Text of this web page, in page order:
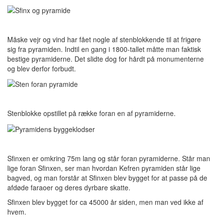
Måske vejr og vind har fået nogle af stenblokkende til at frigøre
sig fra pyramiden. Indtil en gang i 1800-tallet måtte man faktisk
bestige pyramiderne. Det slidte dog for hårdt på monumenterne
og blev derfor forbudt.
Stenblokke opstillet på række foran en af pyramiderne.
Sfinxen er omkring 75m lang og står foran pyramiderne. Står man
lige foran Sfinxen, ser man hvordan Kefren pyramiden står lige
bagved, og man forstår at Sfinxen blev bygget for at passe på de
afdøde faraoer og deres dyrbare skatte.
Sfinxen blev bygget for ca 45000 år siden, men man ved ikke af
hvem.